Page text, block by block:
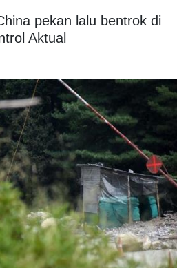
pekan lalu bentrok di
Aktual